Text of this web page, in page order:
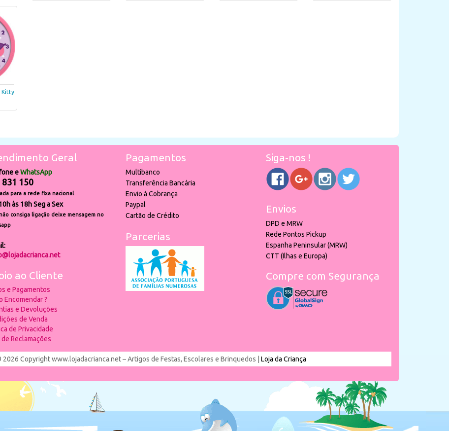
Kitty
Geral
eWhatsApp
831 150
para a rede fixa nacional
às 18h Seg a Sex
consiga ligação deixe mensagem no
ao Cliente
e Pagamentos
Encomendar ?
e Devoluções
de Venda
de Privacidade
Reclamações
Pagamentos
Multibanco
Transferência Bancária
Envio à Cobrança
Paypal
Cartão de Crédito
Parcerias
Siga-nos !
Envios
DPD e MRW
Rede Pontos Pickup
Espanha Peninsular (MRW)
CTT (Ilhas e Europa)
Compre com Segurança
2026 Copyright www.lojadacrianca.net – Artigos de Festas, Escolares e Brinquedos | Loja da Criança